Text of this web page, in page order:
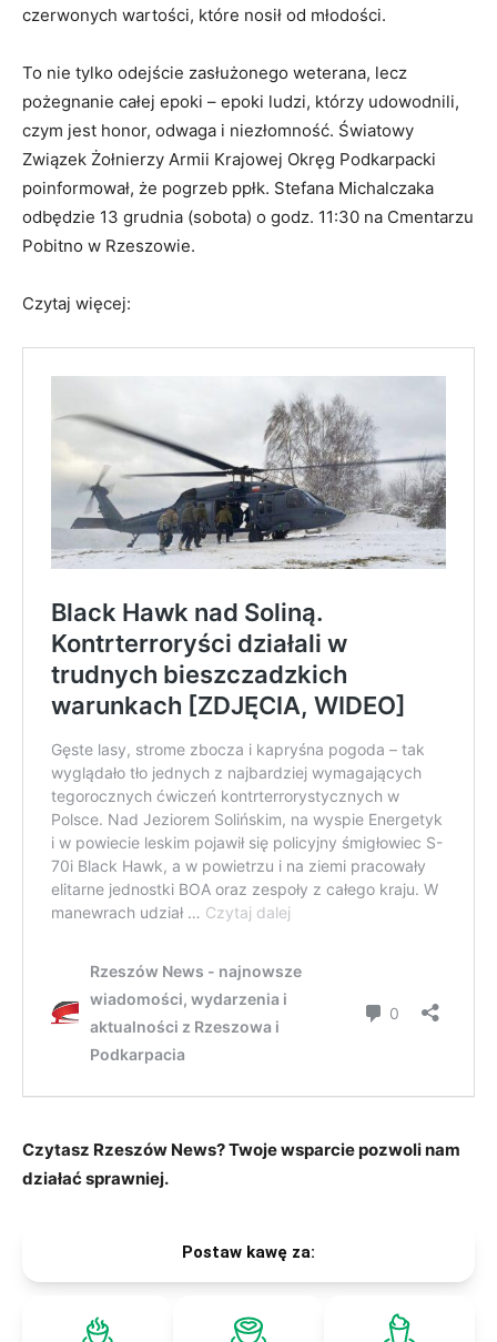
czerwonych wartości, które nosił od młodości.
To nie tylko odejście zasłużonego weterana, lecz
pożegnanie całej epoki – epoki ludzi, którzy udowodnili,
czym jest honor, odwaga i niezłomność. Światowy
Związek Żołnierzy Armii Krajowej Okręg Podkarpacki
poinformował, że pogrzeb ppłk. Stefana Michalczaka
odbędzie 13 grudnia (sobota) o godz. 11:30 na Cmentarzu
Pobitno w Rzeszowie.
Czytaj więcej:
Czytasz Rzeszów News? Twoje wsparcie pozwoli nam
działać sprawniej.
Postaw kawę za: